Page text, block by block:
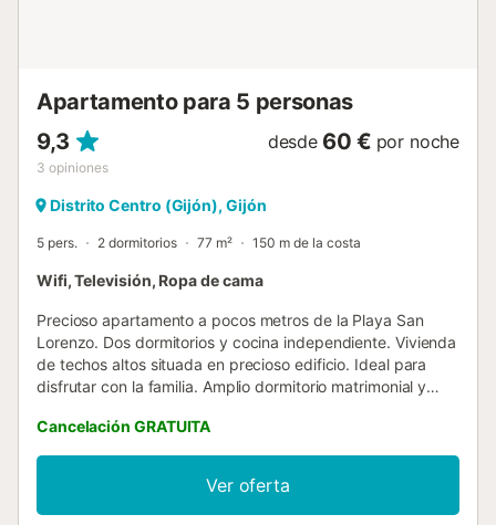
Apartamento para 5 personas
9,3
3 opiniones
desde 60 € por noche
Distrito Centro (Gijón), Gijón
5 pers. 2 dormitorios 77 m² 150 m de la costa
Wifi, Televisión, Ropa de cama
Precioso apartamento a pocos metros de la Playa San
Lorenzo. Dos dormitorios y cocina independiente. Vivienda
de techos altos situada en precioso edificio. Ideal para
disfrutar con la familia. Amplio dormitorio matrimonial y
Cancelación GRATUITA
Ver oferta